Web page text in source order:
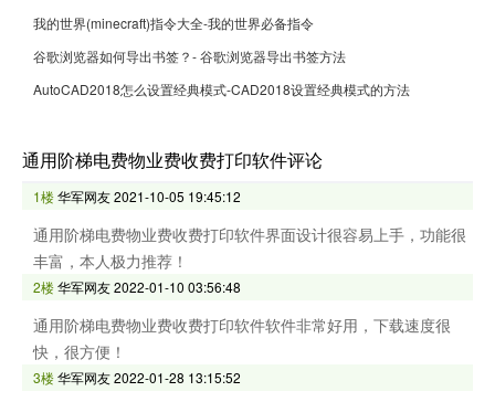
我的世界(minecraft)指令大全-我的世界必备指令
谷歌浏览器如何导出书签？- 谷歌浏览器导出书签方法
AutoCAD2018怎么设置经典模式-CAD2018设置经典模式的方法
通用阶梯电费物业费收费打印软件评论
1楼华军网友2021-10-05 19:45:12
通用阶梯电费物业费收费打印软件界面设计很容易上手，功能很
丰富，本人极力推荐！
2楼华军网友2022-01-10 03:56:48
通用阶梯电费物业费收费打印软件软件非常好用，下载速度很
快，很方便！
3楼华军网友2022-01-28 13:15:52